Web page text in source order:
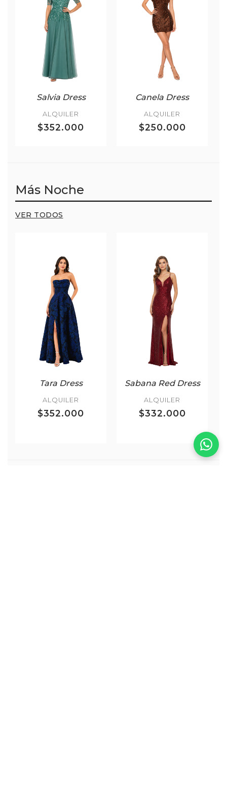
Salvia Dress
ALQUILER
$352.000
Canela Dress
ALQUILER
$250.000
Más Noche
VER TODOS
Tara Dress
ALQUILER
$352.000
Sabana Red Dress
ALQUILER
$332.000